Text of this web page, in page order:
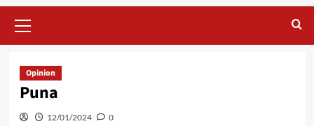
Menu
Opinion
Puna
12/01/2024 0